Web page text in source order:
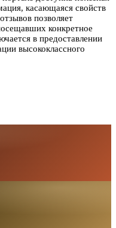
касающаяся свойств
позволяет
конкретное
в предоставлении
высококлассного